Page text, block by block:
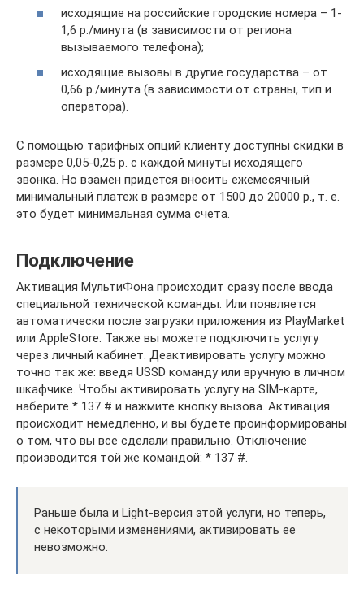
исходящие на российские городские номера – 1-
1,6 р./минута (в зависимости от региона
вызываемого телефона);
исходящие вызовы в другие государства – от
0,66 р./минута (в зависимости от страны, тип и
оператора).
С помощью тарифных опций клиенту доступны скидки в
размере 0,05-0,25 р. с каждой минуты исходящего
звонка. Но взамен придется вносить ежемесячный
минимальный платеж в размере от 1500 до 20000 р., т. е.
это будет минимальная сумма счета.
Подключение
Активация МультиФона происходит сразу после ввода
специальной технической команды. Или появляется
автоматически после загрузки приложения из PlayMarket
или AppleStore. Также вы можете подключить услугу
через личный кабинет. Деактивировать услугу можно
точно так же: введя USSD команду или вручную в личном
шкафчике. Чтобы активировать услугу на SIM-карте,
наберите * 137 # и нажмите кнопку вызова. Активация
происходит немедленно, и вы будете проинформированы
о том, что вы все сделали правильно. Отключение
производится той же командой: * 137 #.
Раньше была и Light-версия этой услуги, но теперь,
с некоторыми изменениями, активировать ее
невозможно.